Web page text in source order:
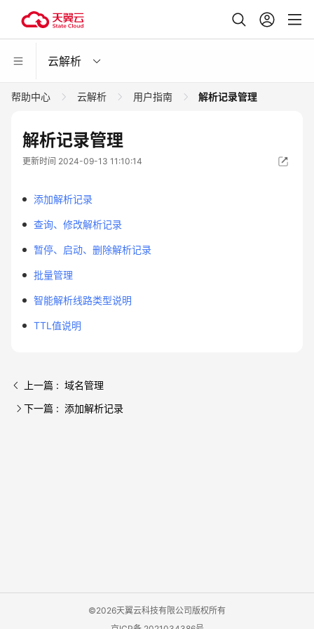
云解析
帮助中心 云解析 用户指南 解析记录管理
解析记录管理
更新时间 2024-09-13 11:10:14
添加解析记录
查询、修改解析记录
暂停、启动、删除解析记录
批量管理
智能解析线路类型说明
TTL值说明
上一篇 : 域名管理
下一篇 : 添加解析记录
©2026天翼云科技有限公司版权所有